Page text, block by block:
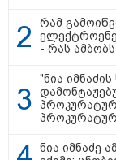
11:13 / 05-08-2026
Hisense
უკეთესი
სამართალი
რამ
- რას
"ნია
ნია იმნაძე